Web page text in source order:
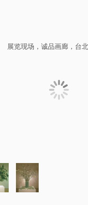
展览现场，诚品画廊，台